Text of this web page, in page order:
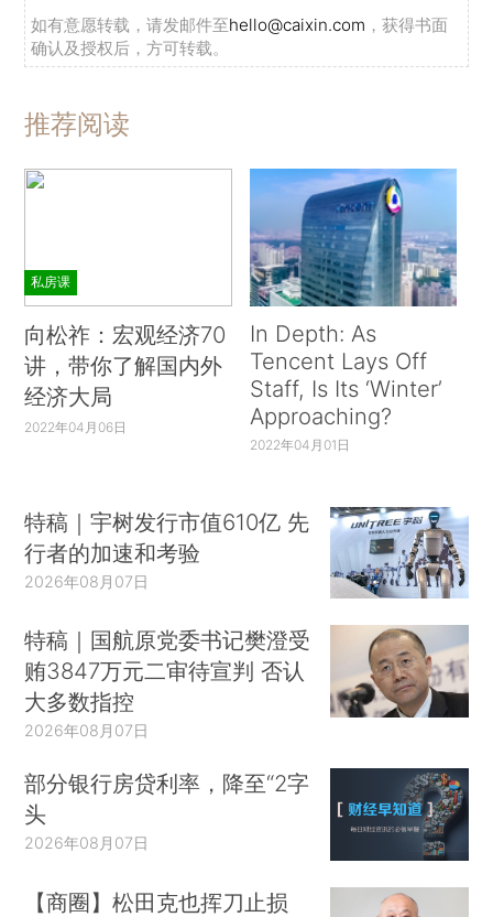
如有意愿转载，请发邮件至hello@caixin.com ，获得书面
确认及授权后，方可转载。
推荐阅读
私房课
向松祚：宏观经济70
讲，带你了解国内外
经济大局
2022年04月06日
In Depth: As
Tencent Lays Off
Staff, Is Its ‘Winter’
Approaching?
2022年04月01日
特稿｜宇树发行市值610亿 先
行者的加速和考验
2026年08月07日
特稿｜国航原党委书记樊澄受
贿3847万元二审待宣判 否认
大多数指控
2026年08月07日
部分银行房贷利率，降至“2字
头
2026年08月07日
【商圈】松田克也挥刀止损